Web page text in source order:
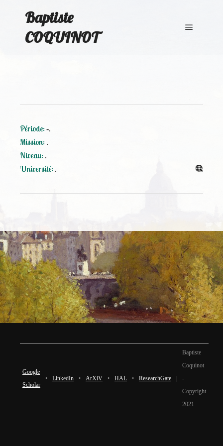
Baptiste
COQUINOT
Période: -.
Mission: .
Niveau: .
Université: .
Google
Scholar
• LinkedIn • ArXiV • HAL • ResearchGate
Baptiste
Coquinot
-
Copyright
2021